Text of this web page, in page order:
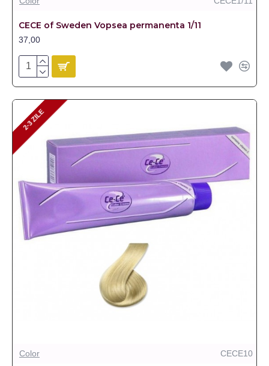
CECE of Sweden Vopsea permanenta 1/11
37,00
2-3 ZILE
2-3 ZILE
Color CECE10